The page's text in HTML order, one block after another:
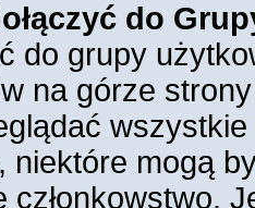
do
do grupy
na górze
niektóre mogą
członkowstwo.